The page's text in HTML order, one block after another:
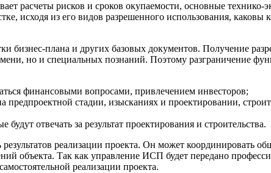
расчеты рисков и сроков окупаемости, основные технико-
исходя из его видов разрешенного использования, каковы
бизнес-плана и других базовых документов. Получение
но и специальных познаний. Поэтому разграничение
финансовыми вопросами, привлечением инвесторов;
стадии, изысканиях и проектировании,
отвечать за результат проектирования и строительства.
реализации проекта. Он может координировать
объекта. Так как управление ИСП будет передано
реализации проекта.